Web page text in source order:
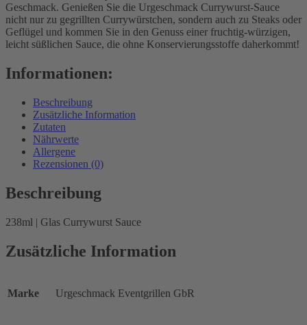
Geschmack. Genießen Sie die Urgeschmack Currywurst-Sauce
nicht nur zu gegrillten Currywürstchen, sondern auch zu Steaks oder
Geflügel und kommen Sie in den Genuss einer fruchtig-würzigen,
leicht süßlichen Sauce, die ohne Konservierungsstoffe daherkommt!
Informationen:
Beschreibung
Zusätzliche Information
Zutaten
Nährwerte
Allergene
Rezensionen (0)
Beschreibung
238ml | Glas Currywurst Sauce
Zusätzliche Information
Marke Urgeschmack Eventgrillen GbR